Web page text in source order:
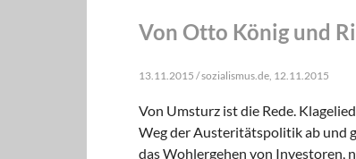
Von Otto König und
13.11.2015 / sozialismus.de, 12.11.2015
Von Umsturz ist die Rede.
Weg der Austeritätspolitik ab und
das Wohlergehen von Investoren,